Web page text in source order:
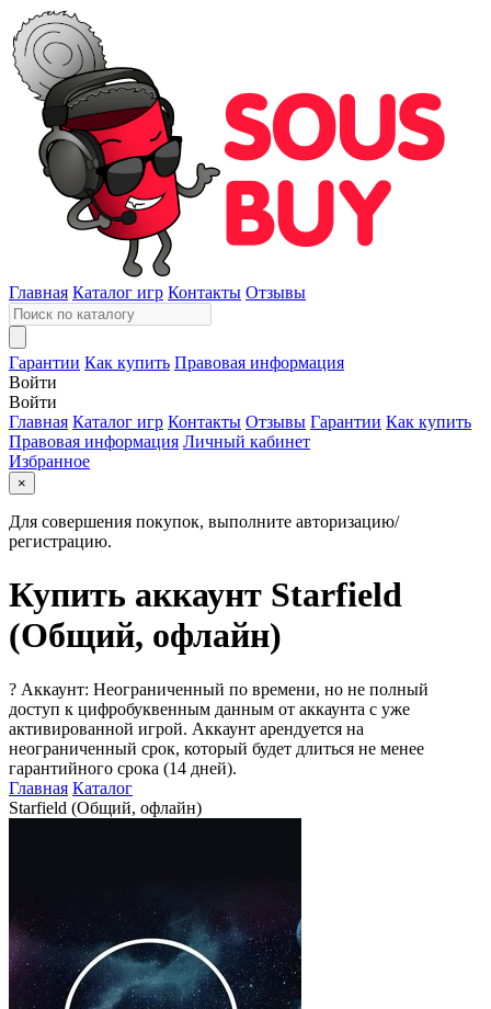
Главная Каталог игр Контакты Отзывы
Гарантии Как купить Правовая информация
Войти
Войти
Главная Каталог игр Контакты Отзывы Гарантии Как купить
Правовая информация Личный кабинет
Избранное
×
Для совершения покупок, выполните авторизацию/
регистрацию.
Купить аккаунт Starfield
(Общий, офлайн)
? Аккаунт: Неограниченный по времени, но не полный
доступ к цифробуквенным данным от аккаунта с уже
активированной игрой. Аккаунт арендуется на
неограниченный срок, который будет длиться не менее
гарантийного срока (14 дней).
Главная Каталог
Starfield (Общий, офлайн)